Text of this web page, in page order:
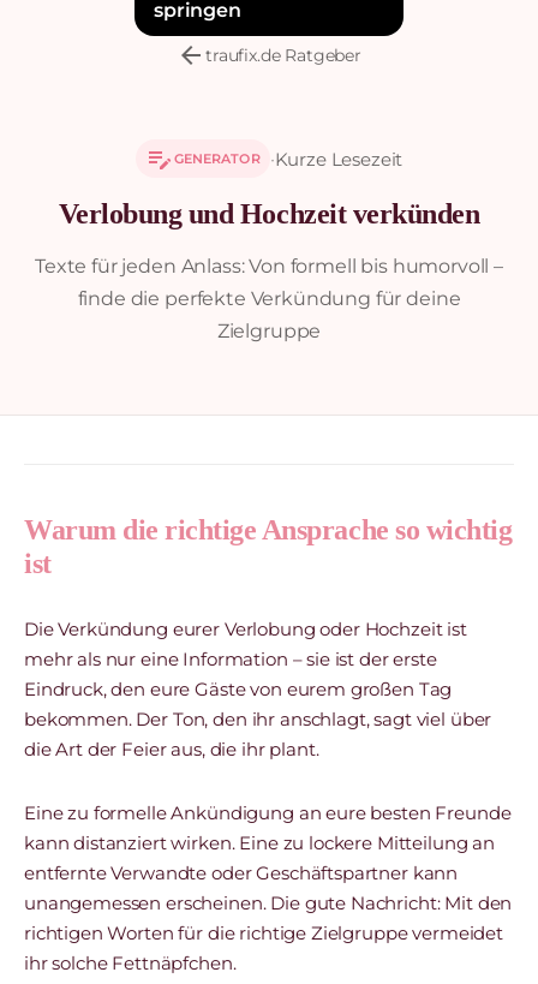
arrow_backtraufix.de Ratgeber
edit_note GENERATOR ·Kurze Lesezeit
Verlobung und Hochzeit verkünden
Texte für jeden Anlass: Von formell bis humorvoll –
finde die perfekte Verkündung für deine
Zielgruppe
Warum die richtige Ansprache so wichtig
ist
Die Verkündung eurer Verlobung oder Hochzeit ist
mehr als nur eine Information – sie ist der erste
Eindruck, den eure Gäste von eurem großen Tag
bekommen. Der Ton, den ihr anschlagt, sagt viel über
die Art der Feier aus, die ihr plant.
Eine zu formelle Ankündigung an eure besten Freunde
kann distanziert wirken. Eine zu lockere Mitteilung an
entfernte Verwandte oder Geschäftspartner kann
unangemessen erscheinen. Die gute Nachricht: Mit den
richtigen Worten für die richtige Zielgruppe vermeidet
ihr solche Fettnäpfchen.
springen